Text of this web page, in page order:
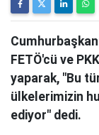
FETÖ'cü ve
yaparak, "Bu
ülkelerimizin
ediyor" dedi.